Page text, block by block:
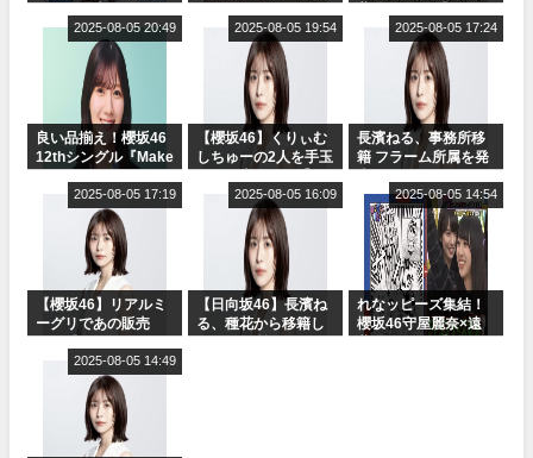
ャルグッズ絶賛販売
ット！」水曜スタジ
オ出演決定
良い品揃え！櫻坂46
12thシングル『Make
ャルグッズ絶賛販売
2025-08-05 20:49
【櫻坂46】くりぃむ
しちゅーの2人を手玉
りぃむナンタラ】
2025-08-05 19:54
長濱ねる、事務所移
籍 フラーム所属を発
2025-08-05 17:24
【櫻坂46】リアルミ
ーグリであの販売
Break』オフィシャ
ルグッズ解禁
2025-08-05 17:19
【日向坂46】長濱ね
る、種花から移籍し
2025-08-05 16:09
れなッピーズ集結！
櫻坂46守屋麗奈×遠
2025-08-05 14:54
2025-08-05 14:49